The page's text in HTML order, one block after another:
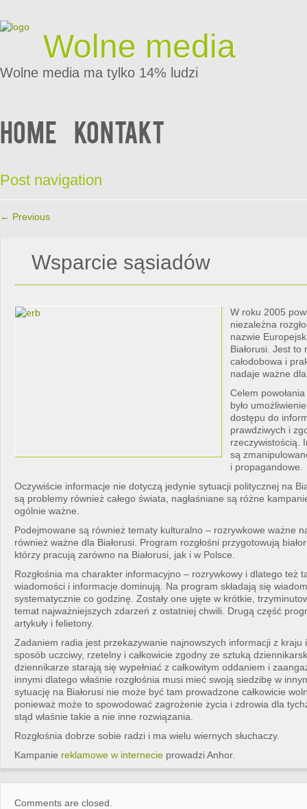
Wolne media
Wolne media ma tylko 14% ludzi
Home Kontakt
Post navigation
← Previous
Wsparcie sąsiadów
W roku 2005
niezależna
nazwie
Białorusi. Jest to
całodobowa i
nadaje ważne
Celem
było
dostępu do
prawdziwych i
rzeczywistością.
są
i propagandowe.
Oczywiście informacje nie dotyczą jedynie sytuacji politycznej na
są problemy również całego świata, nagłaśniane są różne
ogólnie ważne.
Podejmowane są również tematy kulturalno – rozrywkowe ważne
również ważne dla Białorusi. Program rozgłośni przygotowują
którzy pracują zarówno na Białorusi, jak i w Polsce.
Rozgłośnia ma charakter informacyjno – rozrywkowy i dlatego też
wiadomości i informacje dominują. Na program składają się
systematycznie co godzinę. Zostały one ujęte w krótkie,
temat najważniejszych zdarzeń z ostatniej chwili. Drugą część
artykuły i felietony.
Zadaniem radia jest przekazywanie najnowszych informacji z kraju
sposób uczciwy, rzetelny i całkowicie zgodny ze sztuką
dziennikarze starają się wypełniać z całkowitym oddaniem i
innymi dlatego właśnie rozgłośnia musi mieć swoją siedzibę w
sytuację na Białorusi nie może być tam prowadzone całkowicie
ponieważ może to spowodować zagrożenie życia i zdrowia dla
stąd właśnie takie a nie inne rozwiązania.
Rozgłośnia dobrze sobie radzi i ma wielu wiernych słuchaczy.
Kampanie reklamowe w internecie prowadzi Anhor.
Comments are closed.